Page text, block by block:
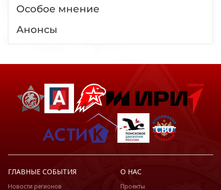
Особое мнение
Анонсы
ГЛАВНЫЕ СОБЫТИЯ
Новости регионов
О НАС
Проекты